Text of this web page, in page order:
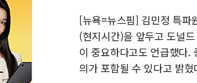
[뉴욕=뉴스핌] 김민정 특파
(현지시간)을 앞두고 도널
이 중요하다고도 언급했다.
의가 포함될 수 있다고 밝혔